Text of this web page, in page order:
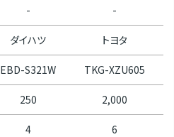
- -
ダイハツ トヨタ
EBD-S321W TKG-XZU605
250 2,000
4 6